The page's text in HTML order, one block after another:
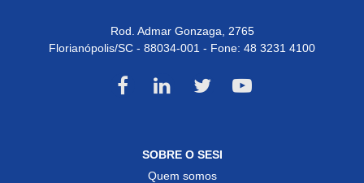
Rod. Admar Gonzaga, 2765
Florianópolis/SC - 88034-001 - Fone: 48 3231 4100
SOBRE O SESI
Quem somos